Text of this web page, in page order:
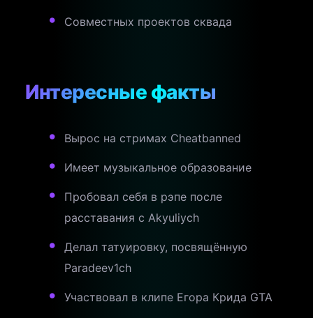
Совместных проектов сквада
Интересные факты
Вырос на стримах Cheatbanned
Имеет музыкальное образование
Пробовал себя в рэпе после
расставания с Akyuliych
Делал татуировку, посвящённую
Paradeev1ch
Участвовал в клипе Егора Крида GTA